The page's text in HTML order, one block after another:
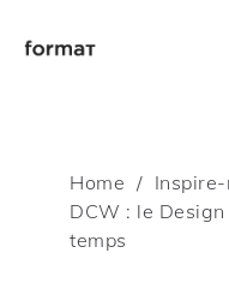
Home
DCW : le
temps